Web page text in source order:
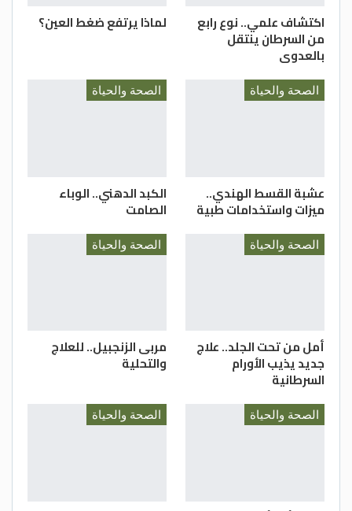
نقص الوزن لسبب غير معروف
وكالات
اكتشاف علمي.. نوع رابع
من السرطان ينتقل
بالعدوى
لماذا يرتفع ضغط العين؟
الصحة والحياة
عشبة القسط الهندي..
ميزات واستخدامات طبية
الصحة والحياة
الكبد الدهني.. الوباء
الصامت
الصحة والحياة
أمل من تحت الجلد.. علاج
جديد يذيب الأورام
السرطانية
الصحة والحياة
مربى الزنجبيل.. للعلاج
والتحلية
الصحة والحياة الصحة والحياة